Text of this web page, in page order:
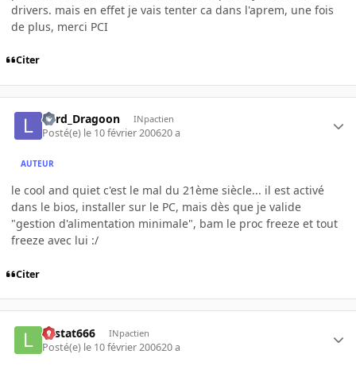
drivers. mais en effet je vais tenter ca dans l'aprem, une fois
de plus, merci PCI
Citer
Lord_Dragoon INpactien
Posté(e) le 10 février 200620 a
AUTEUR
le cool and quiet c'est le mal du 21ème siècle... il est activé
dans le bios, installer sur le PC, mais dès que je valide
"gestion d'alimentation minimale", bam le proc freeze et tout
freeze avec lui :/
Citer
Lestat666 INpactien
Posté(e) le 10 février 200620 a